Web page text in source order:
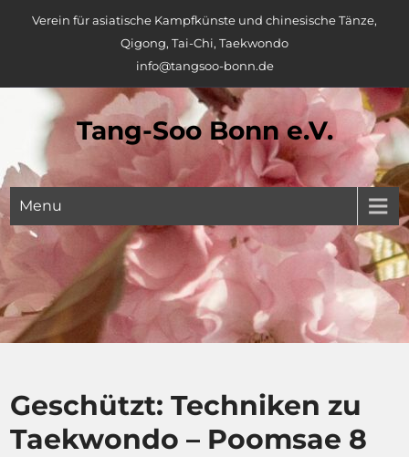
Verein für asiatische Kampfkünste und chinesische Tänze,
Qigong, Tai-Chi, Taekwondo
info@tangsoo-bonn.de
Tang-Soo Bonn e.V.
Menu
Geschützt: Techniken zu
Taekwondo – Poomsae 8